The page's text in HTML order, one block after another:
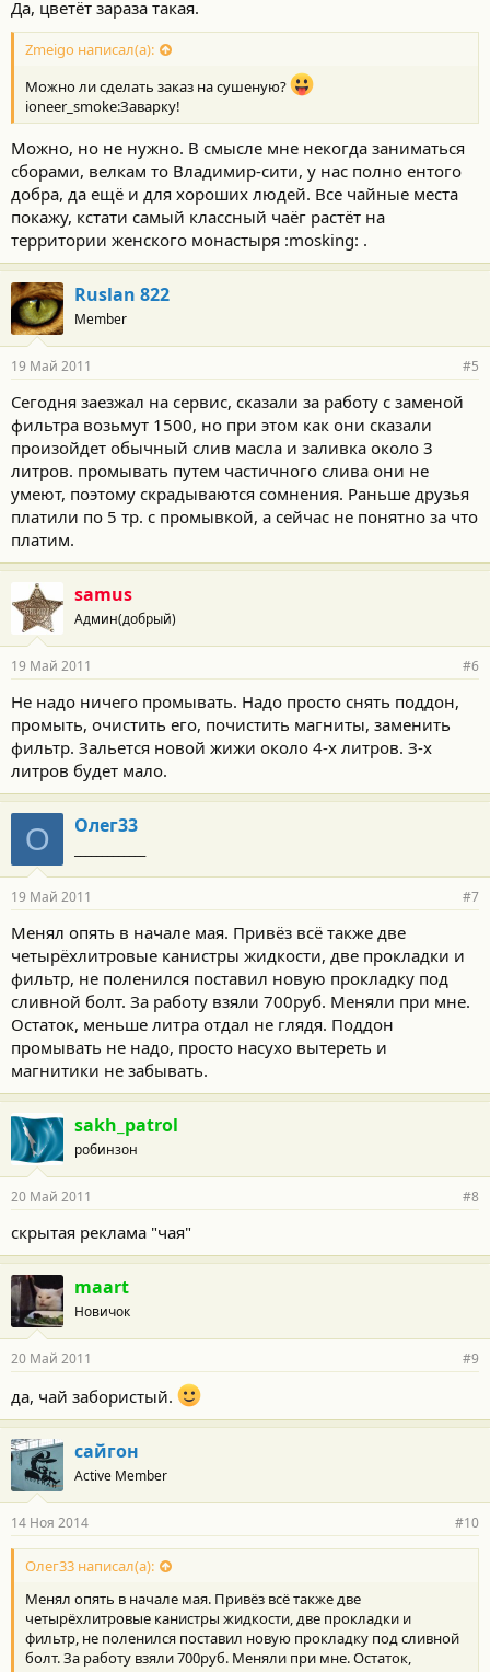
Да, цветёт зараза такая.
Zmeigo написал(а):
Можно ли сделать заказ на сушеную?
ioneer_smoke:Заварку!
Можно, но не нужно. В смысле мне некогда заниматься
сборами, велкам то Владимир-сити, у нас полно ентого
добра, да ещё и для хороших людей. Все чайные места
покажу, кстати самый классный чаёг растёт на
территории женского монастыря :mosking: .
Ruslan 822
Member
19 Май 2011 #5
Сегодня заезжал на сервис, сказали за работу с заменой
фильтра возьмут 1500, но при этом как они сказали
произойдет обычный слив масла и заливка около 3
литров. промывать путем частичного слива они не
умеют, поэтому скрадываются сомнения. Раньше друзья
платили по 5 тр. с промывкой, а сейчас не понятно за что
платим.
samus
Админ(добрый)
19 Май 2011 #6
Не надо ничего промывать. Надо просто снять поддон,
промыть, очистить его, почистить магниты, заменить
фильтр. Зальется новой жижи около 4-х литров. З-х
литров будет мало.
О Олег33
19 Май 2011 #7
Менял опять в начале мая. Привёз всё также две
четырёхлитровые канистры жидкости, две прокладки и
фильтр, не поленился поставил новую прокладку под
сливной болт. За работу взяли 700руб. Меняли при мне.
Остаток, меньше литра отдал не глядя. Поддон
промывать не надо, просто насухо вытереть и
магнитики не забывать.
sakh_patrol
робинзон
20 Май 2011 #8
скрытая реклама "чая"
maart
Новичок
20 Май 2011 #9
да, чай забористый.
сайгон
Active Member
14 Ноя 2014 #10
Олег33 написал(а):
Менял опять в начале мая. Привёз всё также две
четырёхлитровые канистры жидкости, две прокладки и
фильтр, не поленился поставил новую прокладку под сливной
болт. За работу взяли 700руб. Меняли при мне. Остаток,